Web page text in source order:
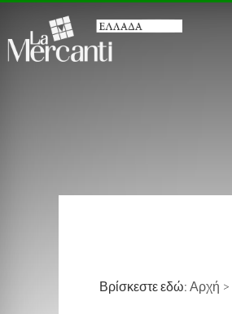
Βρίσκεστε εδώ: Αρχή >